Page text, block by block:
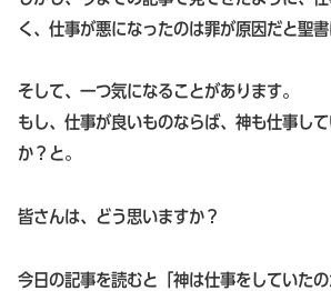
く、仕事が悪になったのは罪が原因だと聖書
そして、一つ気になることがあります。
もし、仕事が良いものならば、神も仕事し
か？と。
皆さんは、どう思いますか？
今日の記事を読むと「神は仕事をしていた